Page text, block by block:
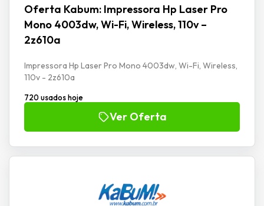
Oferta Kabum: Impressora Hp Laser Pro
Mono 4003dw, Wi-Fi, Wireless, 110v –
2z610a
Impressora Hp Laser Pro Mono 4003dw, Wi-Fi, Wireless,
110v - 2z610a
720 usados hoje
Ver Oferta